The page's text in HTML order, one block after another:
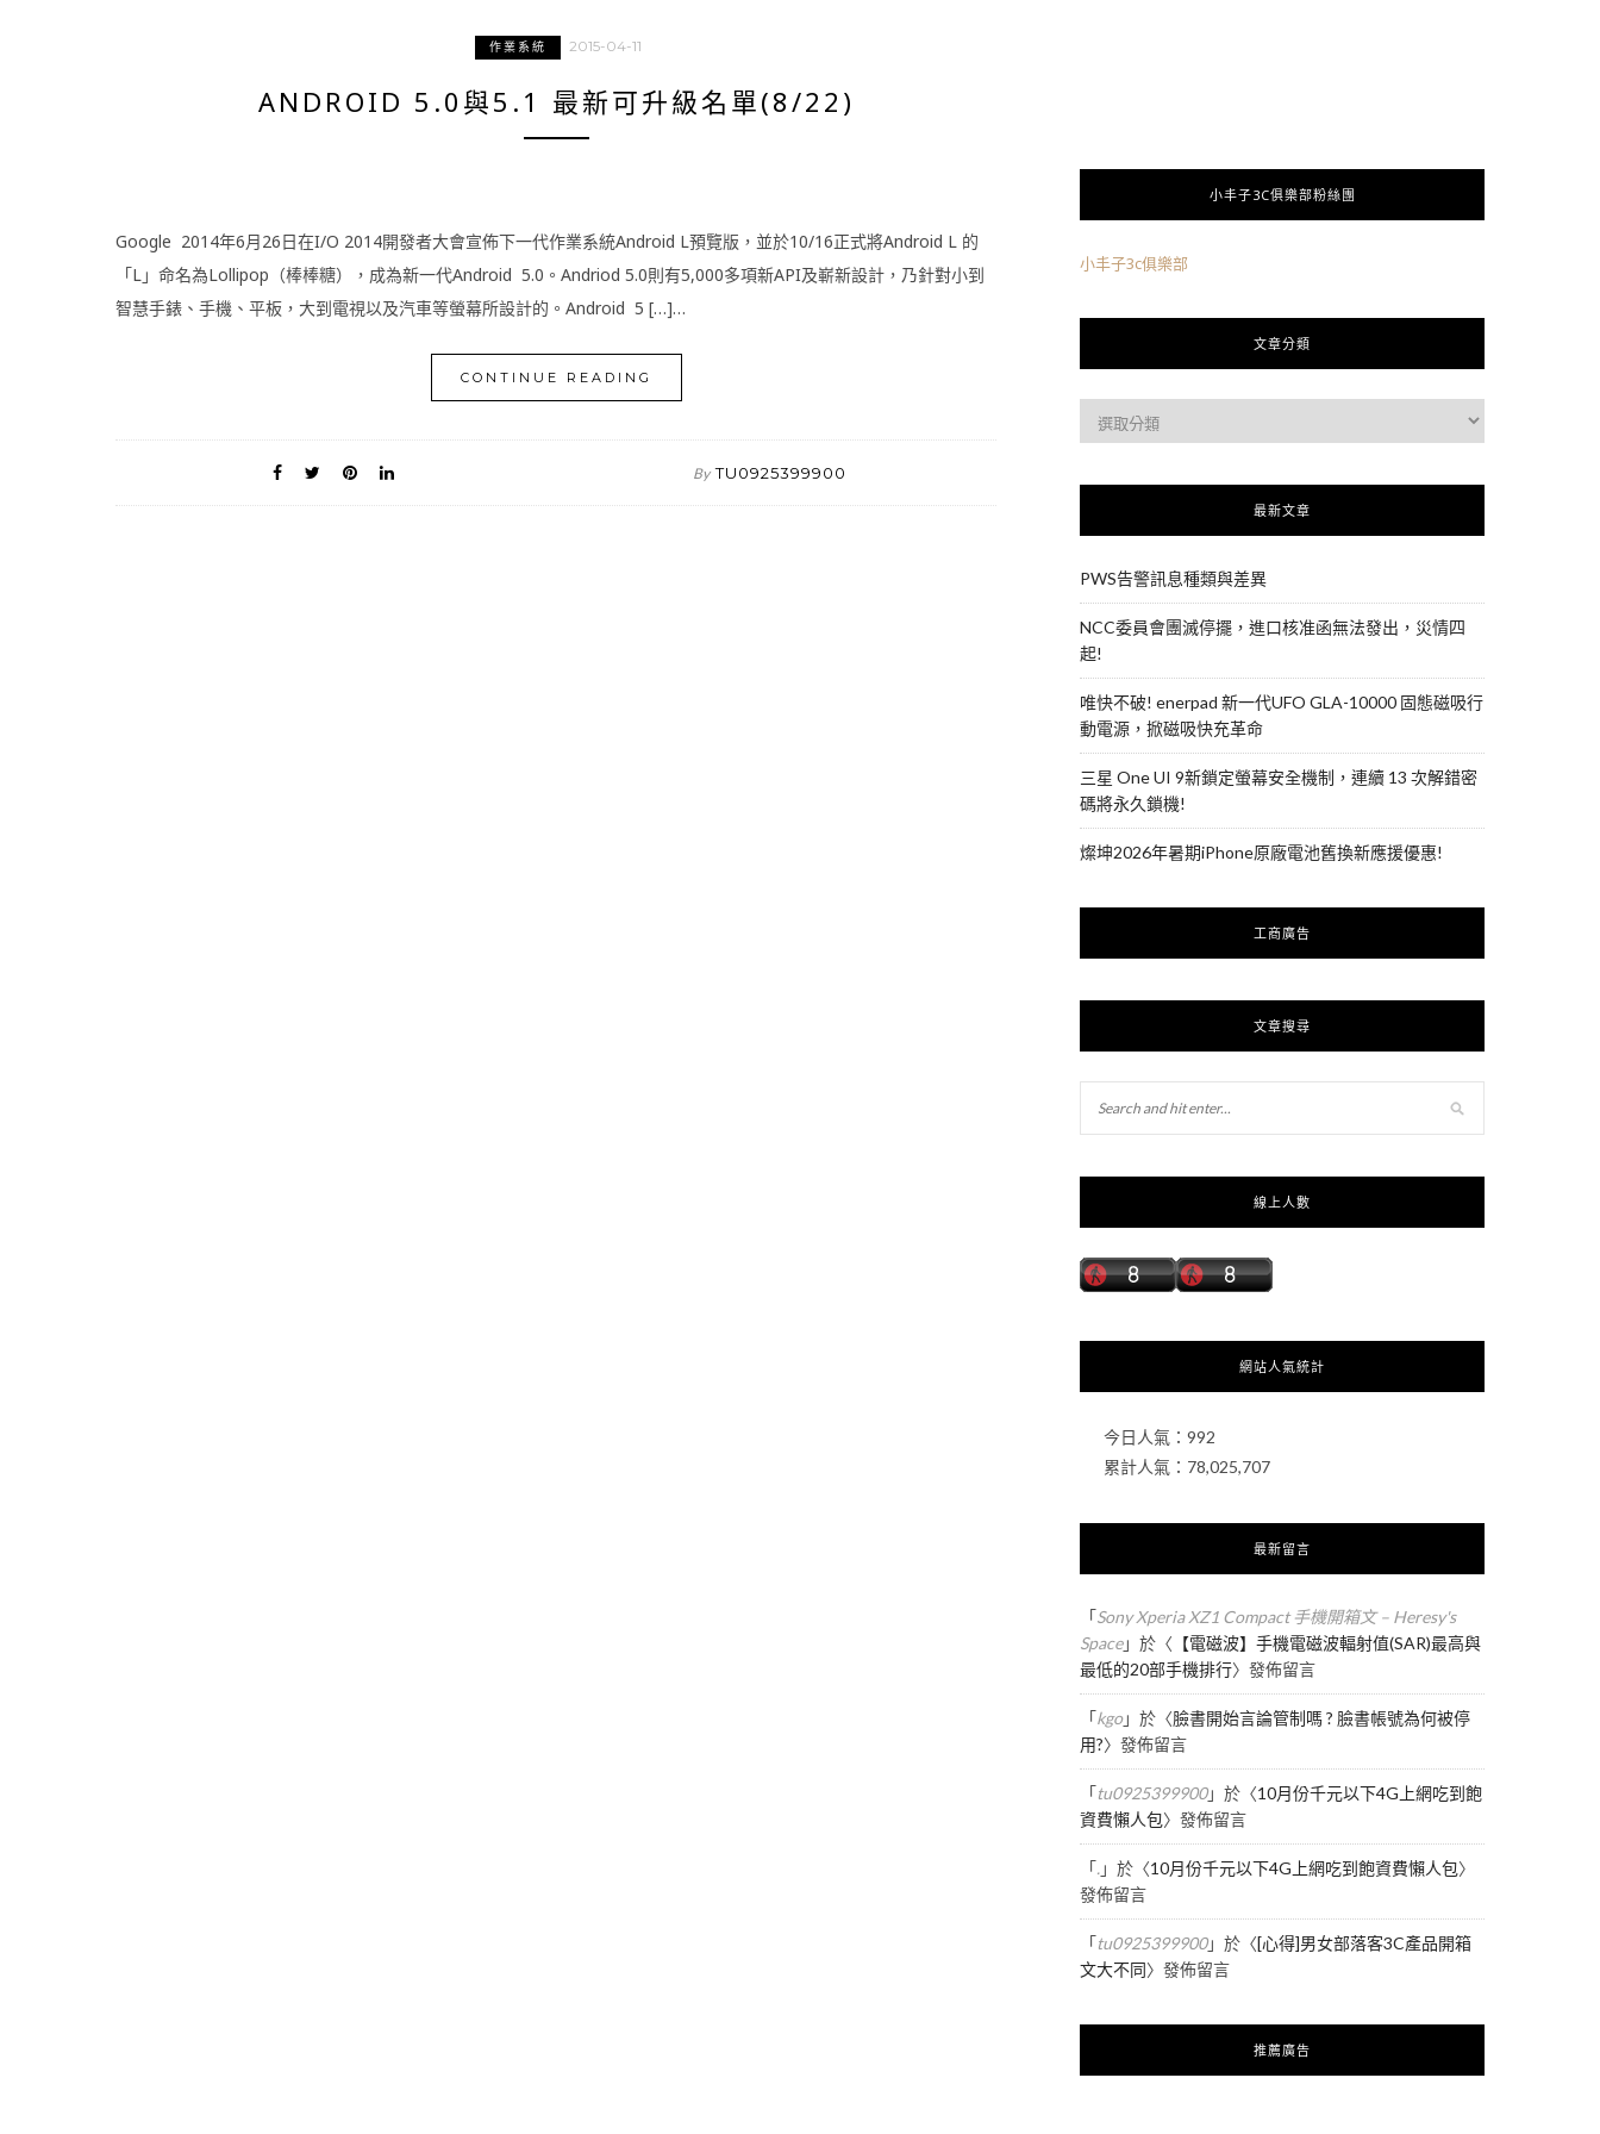
作業系統 2015-04-11
ANDROID 5.0與5.1 最新可升級名單(8/22)
Google 2014年6月26日在I/O 2014開發者大會宣佈下一代作業系統Android L預覽版，並於10/16正式將Android L 的
「L」命名為Lollipop（棒棒糖），成為新一代Android 5.0。Andriod 5.0則有5,000多項新API及嶄新設計，乃針對小到
智慧手錶、手機、平板，大到電視以及汽車等螢幕所設計的。Android 5 […]…
CONTINUE READING
By TU0925399900
小丰子3C俱樂部粉絲團
小丰子3c俱樂部
文章分類
最新文章
PWS告警訊息種類與差異
NCC委員會團滅停擺，進口核准函無法發出，災情四
起!
唯快不破! enerpad 新一代UFO GLA-10000 固態磁吸行
動電源，掀磁吸快充革命
三星 One UI 9新鎖定螢幕安全機制，連續 13 次解錯密
碼將永久鎖機!
燦坤2026年暑期iPhone原廠電池舊換新應援優惠!
工商廣告
文章搜尋
線上人數
網站人氣統計
今日人氣： 992
累計人氣： 78,025,707
最新留言
「Sony Xperia XZ1 Compact 手機開箱文 – Heresy's
Space」於〈 【電磁波】手機電磁波輻射值(SAR)最高與
最低的20部手機排行〉發佈留言
「kgo」於〈臉書開始言論管制嗎 ? 臉書帳號為何被停
用?〉發佈留言
「tu0925399900」於〈10月份千元以下4G上網吃到飽
資費懶人包〉發佈留言
「.」於〈10月份千元以下4G上網吃到飽資費懶人包〉
發佈留言
「tu0925399900」於〈[心得]男女部落客3C產品開箱
文大不同〉發佈留言
推薦廣告